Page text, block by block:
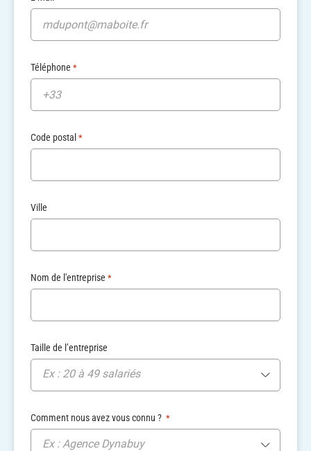
Téléphone *
Code postal *
Ville
Nom de l'entreprise *
Taille de l’entreprise
Ex : 20 à 49 salariés
Comment nous avez vous connu ? *
Ex : Agence Dynabuy